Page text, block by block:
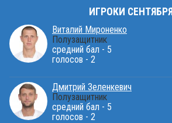
ИГРОКИ СЕНТЯБРЯ
Виталий Мироненко
Полузащитник
средний бал - 5
голосов - 2
Дмитрий Зеленкевич
Полузащитник
средний бал - 5
голосов - 2